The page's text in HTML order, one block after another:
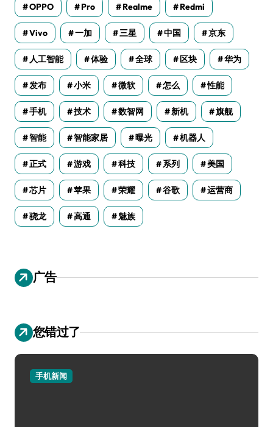
OPPO Pro Realme Redmi
Vivo 一加 三星 中国 京东
人工智能 体验 全球 区块 华为
发布 小米 微软 怎么 性能
手机 技术 数智网 新机 旗舰
智能 智能家居 曝光 机器人
正式 游戏 科技 系列 美国
芯片 苹果 荣耀 谷歌 运营商
骁龙 高通 魅族
广告
您错过了
手机新闻